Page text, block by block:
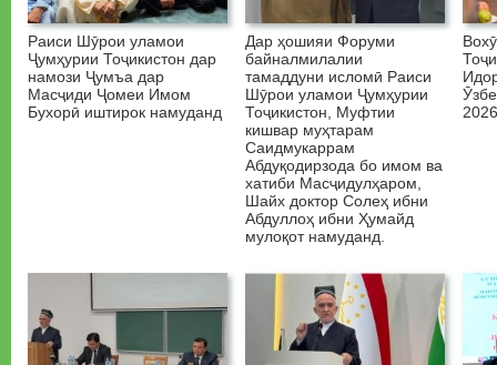
Раиси Шӯрои уламои
Ҷумҳурии Тоҷикистон дар
намози Ҷумъа дар
Масҷиди Ҷомеи Имом
Бухорӣ иштирок намуданд
Дар ҳошияи Форуми
байналмилалии
тамаддуни исломӣ Раиси
Шӯрои уламои Ҷумҳурии
Тоҷикистон, Муфтии
кишвар муҳтарам
Саидмукаррам
Абдуқодирзода бо имом ва
хатиби Масҷидулҳаром,
Шайх доктор Солеҳ ибни
Абдуллоҳ ибни Ҳумайд
мулоқот намуданд.